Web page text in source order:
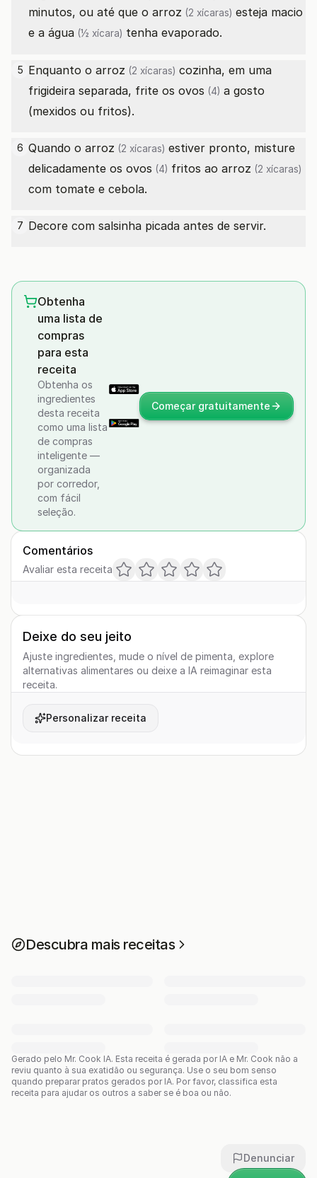
minutos, ou até que o arroz (2 xícaras) esteja macio
e a água (½ xícara) tenha evaporado.
5 Enquanto o arroz (2 xícaras) cozinha, em uma
frigideira separada, frite os ovos (4) a gosto
(mexidos ou fritos).
6 Quando o arroz (2 xícaras) estiver pronto, misture
delicadamente os ovos (4) fritos ao arroz (2 xícaras)
com tomate e cebola.
7 Decore com salsinha picada antes de servir.
Obtenha
uma lista de
compras
para esta
receita
Obtenha os
ingredientes
desta receita
como uma lista
de compras
inteligente —
organizada
por corredor,
com fácil
seleção.
Começar gratuitamente
Comentários
Avaliar esta receita
Deixe do seu jeito
Ajuste ingredientes, mude o nível de pimenta, explore
alternativas alimentares ou deixe a IA reimaginar esta
receita.
Personalizar receita
Descubra mais receitas
Gerado pelo Mr. Cook IA. Esta receita é gerada por IA e Mr. Cook não a
reviu quanto à sua exatidão ou segurança. Use o seu bom senso
quando preparar pratos gerados por IA. Por favor, classifica esta
receita para ajudar os outros a saber se é boa ou não.
Denunciar